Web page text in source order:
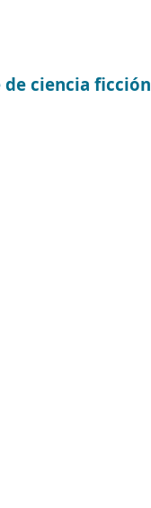
de ciencia ficción